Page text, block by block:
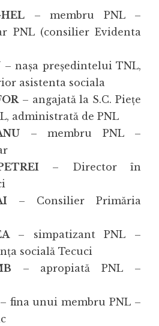
– membru PNL –
PNL (consilier Evidenta
– nașa președintelui TNL,
asistenta sociala
– angajată la S.C. Piețe
administrată de PNL
– membru PNL –
– Director în
– Consilier Primăria
– simpatizant PNL –
socială Tecuci
– apropiată PNL –
– fina unui membru PNL –